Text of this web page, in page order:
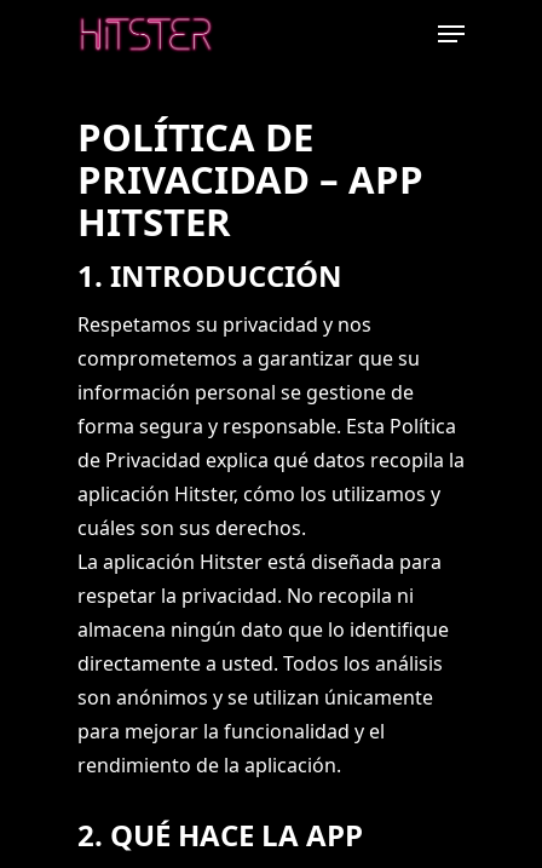
Menu
POLÍTICA DE
PRIVACIDAD – APP
HITSTER
1. INTRODUCCIÓN
Respetamos su privacidad y nos
comprometemos a garantizar que su
información personal se gestione de
forma segura y responsable. Esta Política
de Privacidad explica qué datos recopila la
aplicación Hitster, cómo los utilizamos y
cuáles son sus derechos.
La aplicación Hitster está diseñada para
respetar la privacidad. No recopila ni
almacena ningún dato que lo identifique
directamente a usted. Todos los análisis
son anónimos y se utilizan únicamente
para mejorar la funcionalidad y el
rendimiento de la aplicación.
2. QUÉ HACE LA APP